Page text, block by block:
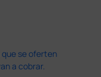
que se oferten
a cobrar.